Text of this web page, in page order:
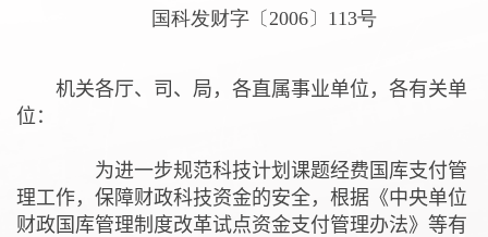
国科发财字〔 2006〕 113号
机关各厅、司、局，各直属事业单位，各有关单
位：
为进一步规范科技计划课题经费国库支付管
理工作，保障财政科技资金的安全，根据《中央单位
财政国库管理制度改革试点资金支付管理办法》等有